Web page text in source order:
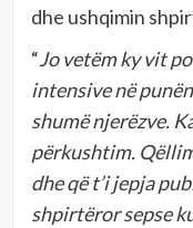
dhe ushqimin
“Jo vetëm ky vit
intensive në
shumë njerëzve.
përkushtim.
dhe që t’i jepja
shpirtëror sepse